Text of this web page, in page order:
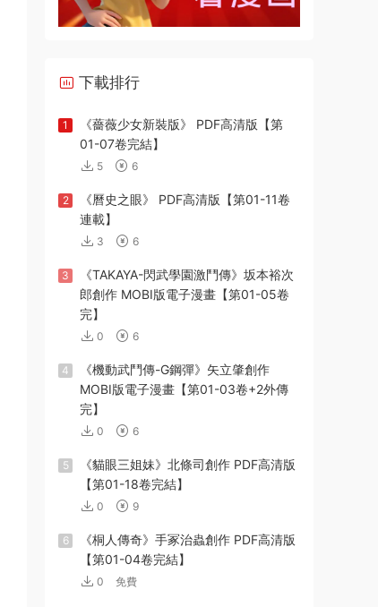
下載排行
1
《薔薇少女新裝版》 PDF高清版【第
01-07卷完結】
5 6
2
《曆史之眼》 PDF高清版【第01-11卷
連載】
3 6
3
《TAKAYA-閃武學園激鬥傳》坂本裕次
郎創作 MOBI版電子漫畫【第01-05卷
完】
0 6
4
《機動武鬥傳-G鋼彈》矢立肇創作
MOBI版電子漫畫【第01-03卷+2外傳
完】
0 6
5
《貓眼三姐妹》北條司創作 PDF高清版
【第01-18卷完結】
0 9
6
《桐人傳奇》手冢治蟲創作 PDF高清版
【第01-04卷完結】
0 免費